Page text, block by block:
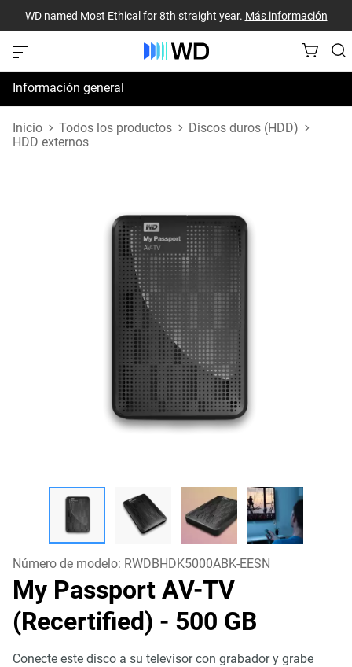
WD named Most Ethical for 8th straight year. Más información
Información general
Especificaciones
Inicio Todos los productos
Discos duros (HDD)
HDD externos
Número de modelo: RWDBHDK5000ABK-EESN
My Passport AV-TV
(Recertified) - 500 GB
Conecte este disco a su televisor con grabador y grabe